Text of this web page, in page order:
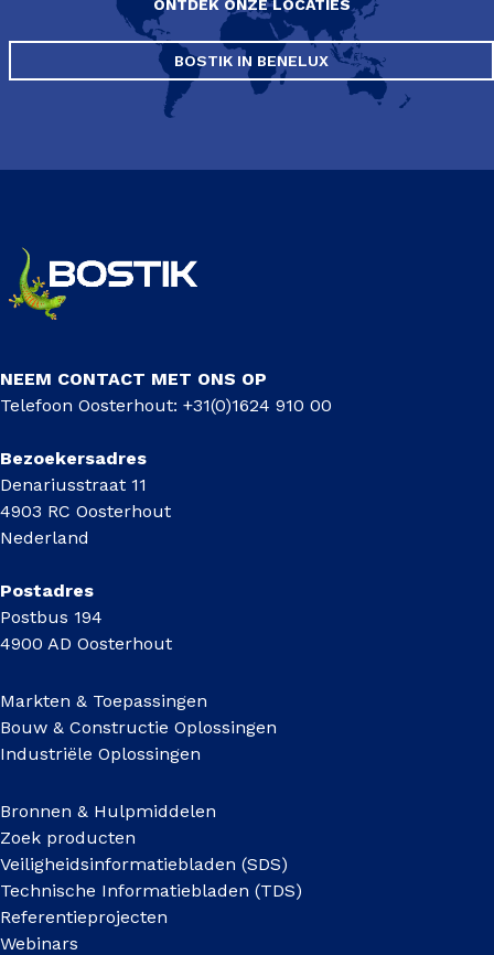
ONTDEK ONZE LOCATIES
BOSTIK IN BENELUX
NEEM CONTACT MET ONS OP
Telefoon Oosterhout: +31(0)1624 910 00
Bezoekersadres
Denariusstraat 11
4903 RC Oosterhout
Nederland
Postadres
Postbus 194
4900 AD Oosterhout
Markten & Toepassingen
Bouw & Constructie Oplossingen
Industriële Oplossingen
Bronnen & Hulpmiddelen
Zoek producten
Veiligheidsinformatiebladen (SDS)
Technische Informatiebladen (TDS)
Referentieprojecten
Webinars